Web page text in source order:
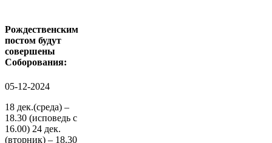
Рождественским
постом будут
совершены
Соборования:
05-12-2024
18 дек.(среда) –
18.30 (исповедь с
16.00) 24 дек.
(вторник) – 18.30